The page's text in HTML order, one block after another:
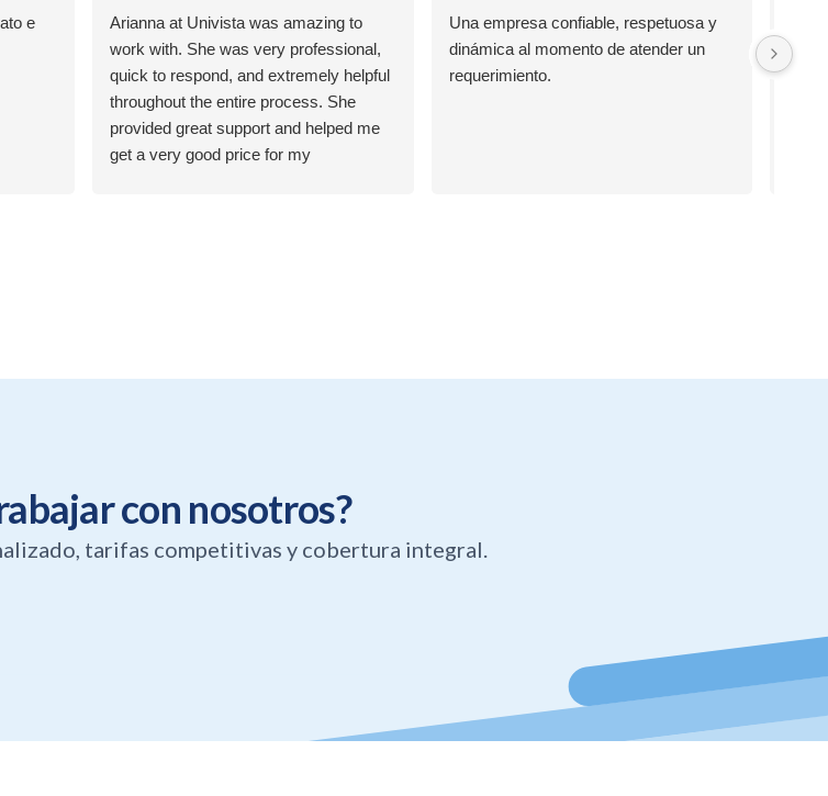
e
Arianna at Univista was amazing to
work with. She was very professional,
quick to respond, and extremely helpful
throughout the entire process. She
provided great support and helped me
get a very good price for my
Una empresa confiable, respetuosa y
dinámica al momento de atender un
requerimiento.
con nosotros?
tarifas competitivas y cobertura integral.